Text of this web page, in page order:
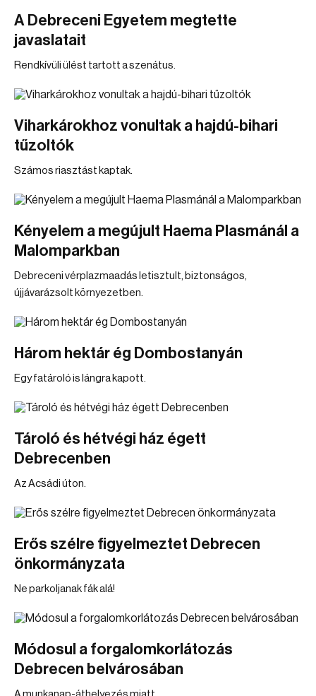
A Debreceni Egyetem megtette
javaslatait
Rendkívüli ülést tartott a szenátus.
Viharkárokhoz vonultak a hajdú-bihari
tűzoltók
Számos riasztást kaptak.
Kényelem a megújult Haema Plasmánál a
Malomparkban
Debreceni vérplazmaadás letisztult, biztonságos,
újjávarázsolt környezetben.
Három hektár ég Dombostanyán
Egy fatároló is lángra kapott.
Tároló és hétvégi ház égett
Debrecenben
Az Acsádi úton.
Erős szélre figyelmeztet Debrecen
önkormányzata
Ne parkoljanak fák alá!
Módosul a forgalomkorlátozás
Debrecen belvárosában